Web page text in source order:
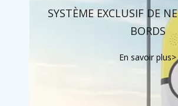
SYSTÈME EXCLUSIF DE
BORDS
En savoir plus>